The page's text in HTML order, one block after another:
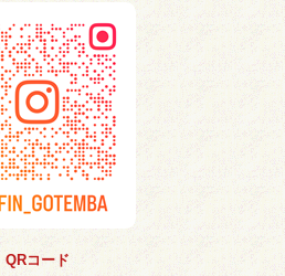
QRコード